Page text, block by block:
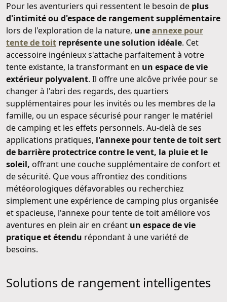
Pour les aventuriers qui ressentent le besoin de plus
d'intimité ou d'espace de rangement supplémentaire
lors de l'exploration de la nature, uneannexe pour
tente de toit représente une solution idéale. Cet
accessoire ingénieux s'attache parfaitement à votre
tente existante, la transformant en un espace de vie
extérieur polyvalent. Il offre une alcôve privée pour se
changer à l'abri des regards, des quartiers
supplémentaires pour les invités ou les membres de la
famille, ou un espace sécurisé pour ranger le matériel
de camping et les effets personnels. Au-delà de ses
applications pratiques, l'annexe pour tente de toit sert
de barrière protectrice contre le vent, la pluie et le
soleil, offrant une couche supplémentaire de confort et
de sécurité. Que vous affrontiez des conditions
météorologiques défavorables ou recherchiez
simplement une expérience de camping plus organisée
et spacieuse, l'annexe pour tente de toit améliore vos
aventures en plein air en créant un espace de vie
pratique et étendu répondant à une variété de
besoins.
Solutions de rangement intelligentes